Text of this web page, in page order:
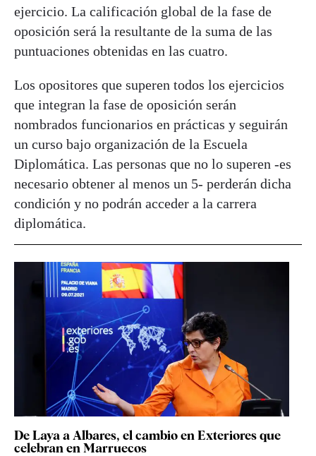
ejercicio. La calificación global de la fase de
oposición será la resultante de la suma de las
puntuaciones obtenidas en las cuatro.
Los opositores que superen todos los ejercicios
que integran la fase de oposición serán
nombrados funcionarios en prácticas y seguirán
un curso bajo organización de la Escuela
Diplomática. Las personas que no lo superen -es
necesario obtener al menos un 5- perderán dicha
condición y no podrán acceder a la carrera
diplomática.
De Laya a Albares, el cambio en Exteriores que
celebran en Marruecos